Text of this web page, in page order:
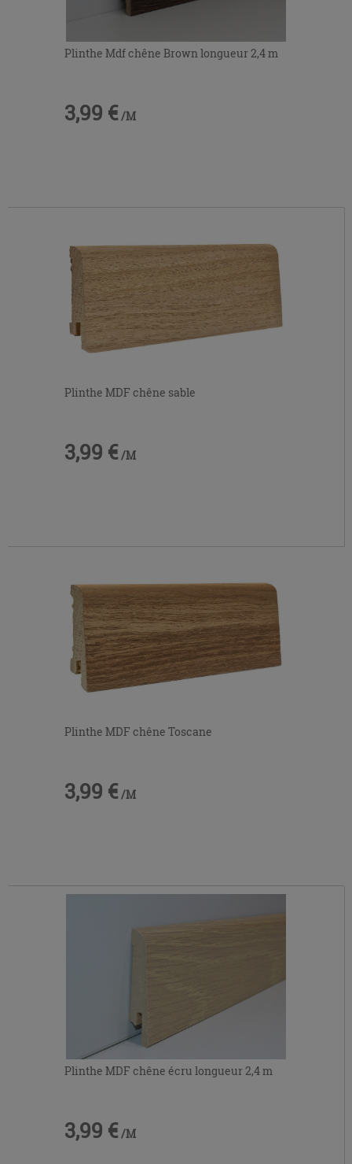
Plinthe Mdf chêne Brown longueur 2,4 m
3,99 € /M
Plinthe MDF chêne sable
3,99 € /M
Plinthe MDF chêne Toscane
3,99 € /M
Plinthe MDF chêne écru longueur 2,4 m
3,99 € /M